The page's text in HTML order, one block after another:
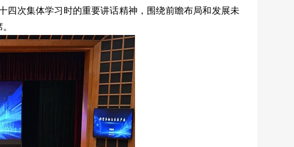
次集体学习时的重要讲话精神，围绕前瞻布局和发展未